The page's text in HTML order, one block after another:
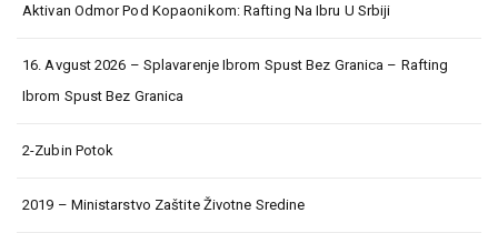
Aktivan Odmor Pod Kopaonikom: Rafting Na Ibru U Srbiji
16. Avgust 2026 – Splavarenje Ibrom Spust Bez Granica – Rafting
Ibrom Spust Bez Granica
2-Zubin Potok
2019 – Ministarstvo Zaštite Životne Sredine